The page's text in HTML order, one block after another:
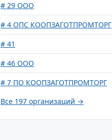
# 29 ООО
# 4 ОПС КООПЗАГОТПРОМТОРГ
# 41
# 46 ООО
# 7 ПО КООПЗАГОТПРОМТОРГ
Все 197 организаций →